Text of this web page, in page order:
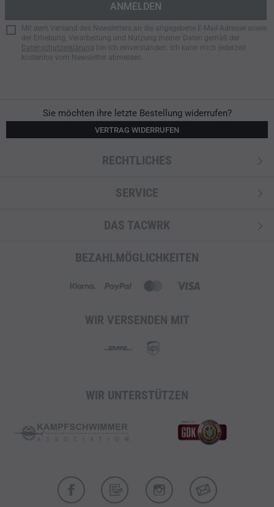
Mit dem Versand des Newsletters an die angegebene E-Mail-Adresse sowie
der Erhebung, Verarbeitung und Nutzung meiner Daten gemäß der
Datenschutzerklärung bin ich einverstanden. Ich kann mich jederzeit
kostenlos vom Newsletter abmelden.
Sie möchten ihre letzte Bestellung widerrufen?
VERTRAG WIDERRUFEN
RECHTLICHES
SERVICE
DAS TACWRK
BEZAHLMÖGLICHKEITEN
WIR VERSENDEN MIT
WIR UNTERSTÜTZEN